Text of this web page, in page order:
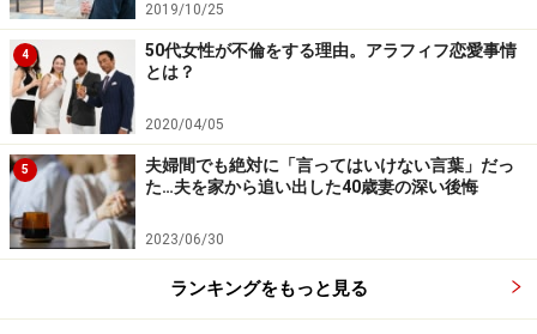
た」
ちょうどそのころ、娘が社会人になったのを機にミツエ
さんは夫から離れて一人で暮らし始めていた。夫とは性
格が合わず、離婚を切り出したのだが応じてもらえなか
ったため、実力行使で家を出たのだ。
「一人暮らしを満喫していたし、そんな年下の子と恋愛
する気もなかったから、あなたのことは息子のように思
ってる。思い切り自分の人生を生きてほしいと言った
2019/10/25
4
50代女性が不倫をする理由。アラフィフ恋愛事情
とは？
2020/04/05
5
夫婦間でも絶対に「言ってはいけない言葉」だっ
た…夫を家から追い出した40歳妻の深い後悔
2023/06/30
ランキングをもっと見る